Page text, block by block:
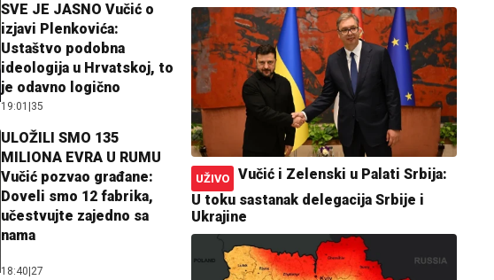
SVE JE JASNO Vučić o
izjavi Plenkovića:
Ustaštvo podobna
ideologija u Hrvatskoj, to
je odavno logično
19:01 35
ULOŽILI SMO 135
MILIONA EVRA U RUMU
Vučić pozvao građane:
Doveli smo 12 fabrika,
učestvujte zajedno sa
nama
18:40 27
UŽIVO
Vučić i Zelenski u Palati Srbija:
U toku sastanak delegacija Srbije i
Ukrajine